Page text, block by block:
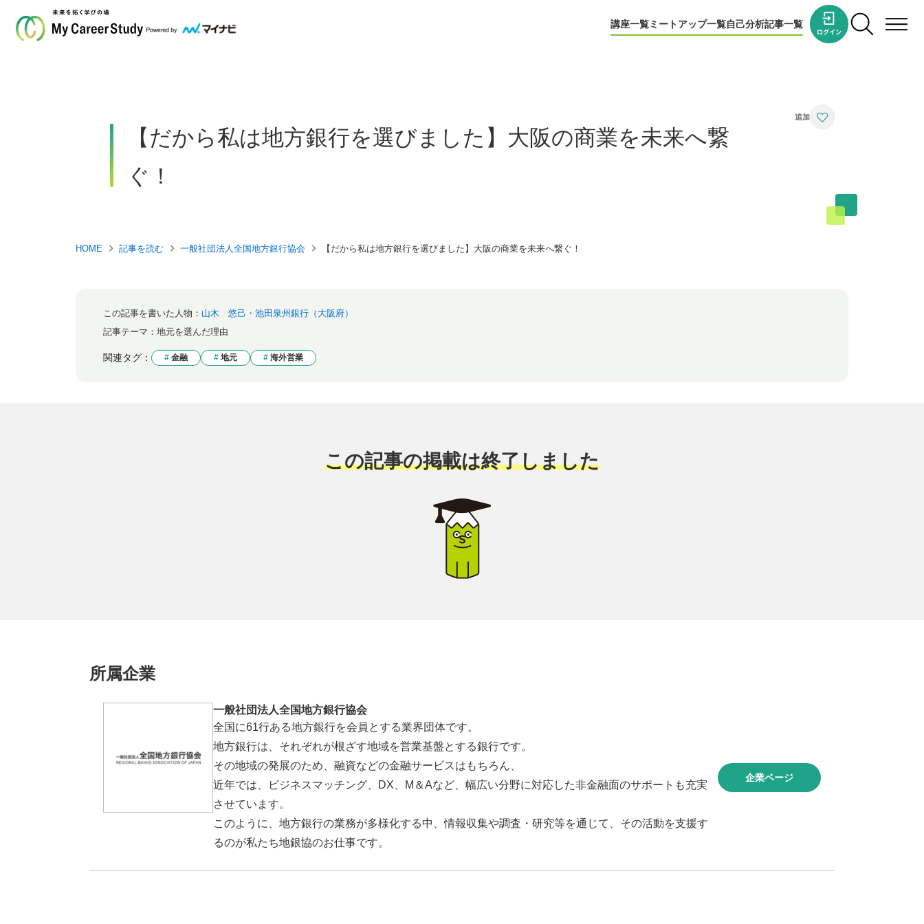
講座一覧ミートアップ一覧自己分析記事一覧
【だから私は地方銀行を選びました】大阪の商業を未来へ繋
ぐ！
HOME 記事を読む 一般社団法人全国地方銀行協会 【だから私は地方銀行を選びました】大阪の商業を未来へ繋ぐ！
この記事を書いた人物： 山木 悠己・池田泉州銀行（大阪府）
記事テーマ： 地元を選んだ理由
関連タグ： 金融 地元 海外営業
この記事の掲載は終了しました
所属企業
一般社団法人全国地方銀行協会
全国に61行ある地方銀行を会員とする業界団体です。
地方銀行は、それぞれが根ざす地域を営業基盤とする銀行です。
その地域の発展のため、融資などの金融サービスはもちろん、
近年では、ビジネスマッチング、DX、M＆Aなど、幅広い分野に対応した非金融面のサポートも充実
させています。
このように、地方銀行の業務が多様化する中、情報収集や調査・研究等を通じて、その活動を支援す
るのが私たち地銀協のお仕事です。
企業ページ